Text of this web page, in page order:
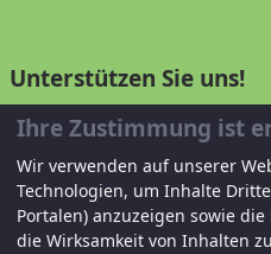
Unterstützen Sie uns!
Mitglied werden
Spenden und helfen
Ihre Zustimmung ist
Wir verwenden auf unserer
Technologien, um Inhalte
Portalen) anzuzeigen sowie
die Wirksamkeit von Inhalten